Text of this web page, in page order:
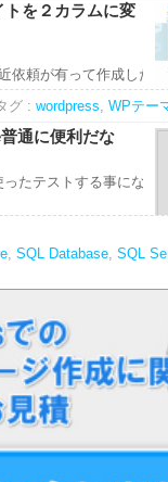
トを２カラムに変
依頼が有って作成した
グ : wordpress, WPテー
通に便利だな
たテストする事になっ
, SQL Database, SQL